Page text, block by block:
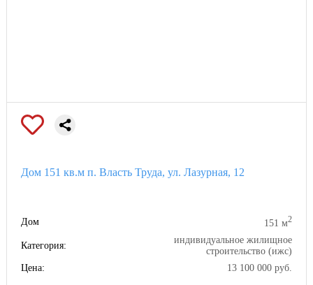
Дом 151 кв.м п. Власть Труда, ул. Лазурная, 12
Дом 151 м2
Категория:
индивидуальное жилищное
строительство (ижс)
Цена:
13 100 000 руб.